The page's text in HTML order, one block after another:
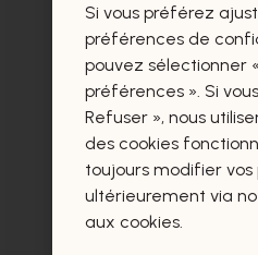
Ces produits
Si vous préférez
préférences de
pouvez sélectionner
préférences ». Si
Refuser », nous
des cookies
toujours modifier
ultérieurement via
aux cookies.